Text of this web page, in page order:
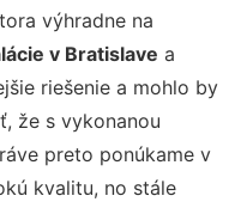
výhradne na
v Bratislave a
riešenie a mohlo by
že s vykonanou
preto ponúkame v
kvalitu, no stále